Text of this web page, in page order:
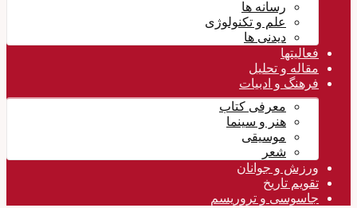
رسانه ها
علم و تکنولوژی
دیدنی ها
فعالیتها
مقاله و تحلیل
فرهنگ و ادبیات
معرفی کتاب
هنر و سینما
موسیقی
شعر
ورزش و جوانان
تقویم تاريخ
جاسوسی و تروریسم